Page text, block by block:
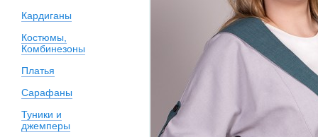
Кардиганы
Костюмы,
Комбинезоны
Платья
Сарафаны
Туники и
джемперы